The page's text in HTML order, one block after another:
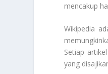
mencakup
Wikipedia
Setiap
yang